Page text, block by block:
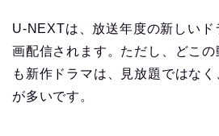
U-NEXTは、放送年度の新しいド
画配信されます。ただし、どこ
も新作ドラマは、見放題ではな
が多いです。